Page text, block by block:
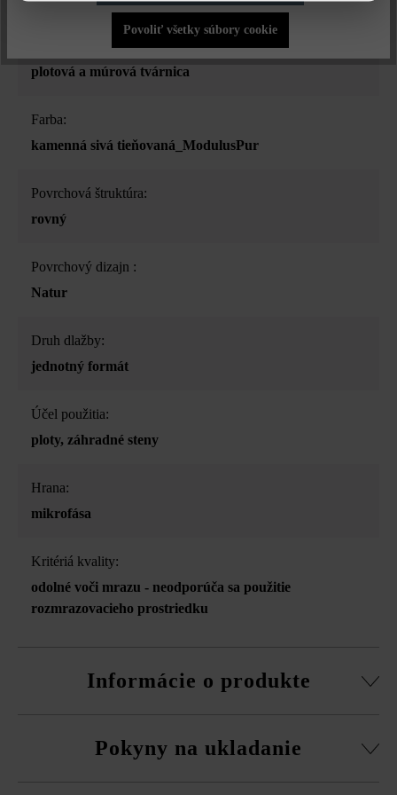
Druh produktu:
plotová a múrová tvárnica
Farba:
kamenná sivá tieňovaná_ModulusPur
Povrchová štruktúra:
rovný
Povrchový dizajn :
Natur
Druh dlažby:
jednotný formát
Účel použitia:
ploty, záhradné steny
Hrana:
mikrofása
Kritériá kvality:
odolné voči mrazu - neodporúča sa použitie
rozmrazovacieho prostriedku
Informácie o produkte
kamene, súpravy rohových kociek a vrchná doska.
Pokyny na ukladanie
Povoliť všetky súbory cookie